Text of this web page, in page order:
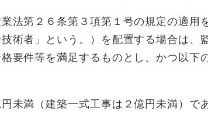
法第２６条第３項第１号の規定の適用
術者」という。）を配置する場合は、
要件等を満足するものとし、かつ以下
未満（建築一式工事は２億円未満）で